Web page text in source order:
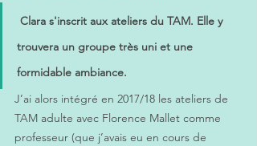
Clara s'inscrit aux ateliers du TAM. Elle y
trouvera un groupe très uni et une
formidable ambiance.
J’ai alors intégré en 2017/18 les ateliers de
TAM adulte avec Florence Mallet comme
professeur (que j’avais eu en cours de